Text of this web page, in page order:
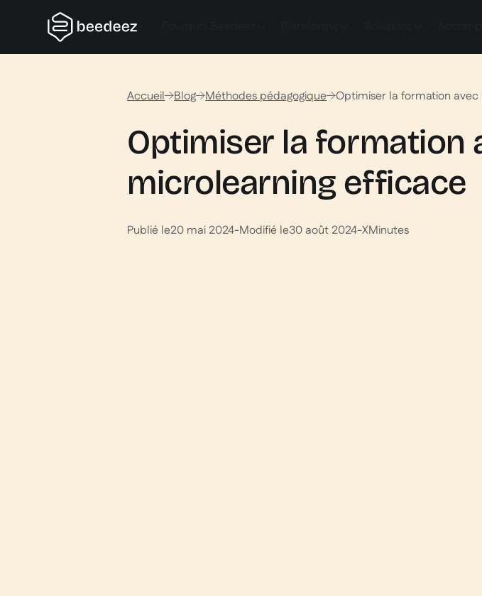
Accueil Blog Méthodes pédagogique Optimiser la formation
Optimiser la formation
microlearning efficace
Publié le20 mai 2024-Modifié le30 août 2024-XMinutes